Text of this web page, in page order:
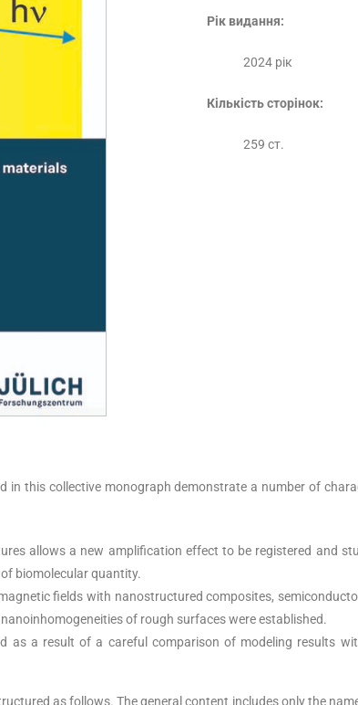
Рік видання:
2024 рік
Кількість сторінок:
259 ст.
in this collective monograph demonstrate a number of
allows a new amplification effect to be registered and
biomolecular quantity.
fields with nanostructured composites,
of rough surfaces were established.
a result of a careful comparison of modeling results
as follows. The general content includes only the